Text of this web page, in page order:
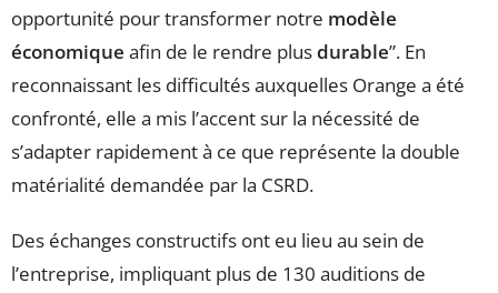
opportunité pour transformer notre modèle
économique afin de le rendre plusdurable”. En
reconnaissant les difficultés auxquelles Orange a été
confronté, elle a mis l’accent sur la nécessité de
s’adapter rapidement à ce que représente la double
matérialité demandée par la CSRD.
Des échanges constructifs ont eu lieu au sein de
l’entreprise, impliquant plus de 130 auditions de